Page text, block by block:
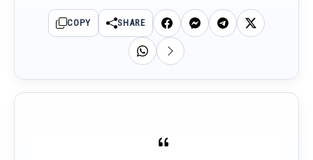
COPY SHARE